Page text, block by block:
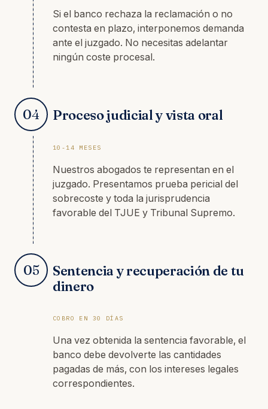
Si el banco rechaza la reclamación o no
contesta en plazo, interponemos demanda
ante el juzgado. No necesitas adelantar
ningún coste procesal.
04 Proceso judicial y vista oral
10-14 MESES
Nuestros abogados te representan en el
juzgado. Presentamos prueba pericial del
sobrecoste y toda la jurisprudencia
favorable del TJUE y Tribunal Supremo.
05
Sentencia y recuperación de tu
dinero
COBRO EN 30 DÍAS
Una vez obtenida la sentencia favorable, el
banco debe devolverte las cantidades
pagadas de más, con los intereses legales
correspondientes.